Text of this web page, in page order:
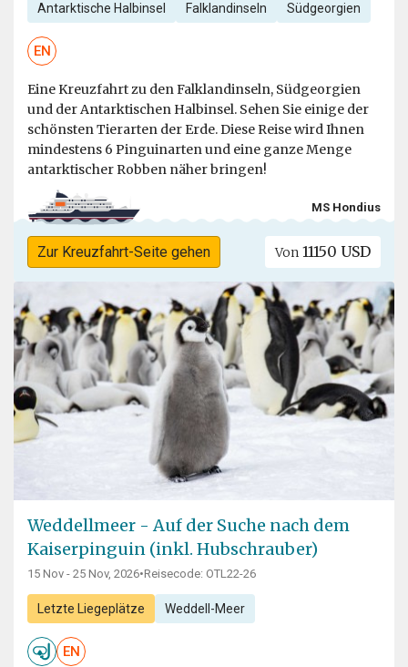
Antarktische Halbinsel Falklandinseln Südgeorgien
EN
Eine Kreuzfahrt zu den Falklandinseln, Südgeorgien
und der Antarktischen Halbinsel. Sehen Sie einige der
schönsten Tierarten der Erde. Diese Reise wird Ihnen
mindestens 6 Pinguinarten und eine ganze Menge
antarktischer Robben näher bringen!
MS Hondius
Zur Kreuzfahrt-Seite gehen Von 11150 USD
Weddellmeer - Auf der Suche nach dem
Kaiserpinguin (inkl. Hubschrauber)
15 Nov - 25 Nov, 2026•Reisecode: OTL22-26
Letzte Liegeplätze Weddell-Meer
EN